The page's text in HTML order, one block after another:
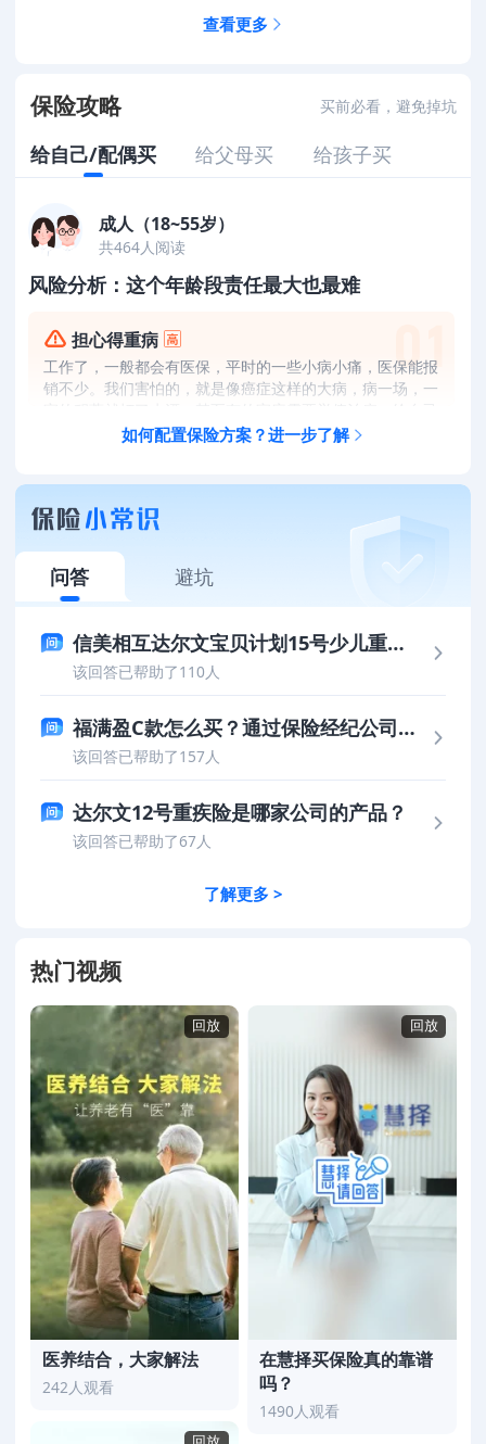
查看更多
保险攻略 买前必看，避免掉坑
给自己/配偶买 给父母买 给孩子买
成人（18~55岁）
共464人阅读
风险分析：这个年龄段责任最大也最难
担心得重病
工作了，一般都会有医保，平时的一些小病小痛，医保能报
销不少。我们害怕的，就是像癌症这样的大病，病一场，一
和家人都带来不小的经济负担。
如何配置保险方案？进一步了解
问答 避坑
信美相互达尔文宝贝计划15号少儿重疾险保司靠谱吗？值得信赖吗？
该回答已帮助了110人
福满盈C款怎么买？通过保险经纪公司投保更划算
该回答已帮助了157人
达尔文12号重疾险是哪家公司的产品？
该回答已帮助了67人
了解更多 >
热门视频
医养结合，大家解法
242人观看
回放
在慧择买保险真的靠谱
吗？
1490人观看
回放